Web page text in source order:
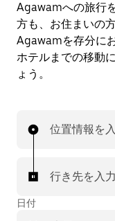
Agawamへの旅行
方も、お住まいの
Agawamを存分に
ホテルまでの移動
ょう。
位置情報を
行き先を入力
日付